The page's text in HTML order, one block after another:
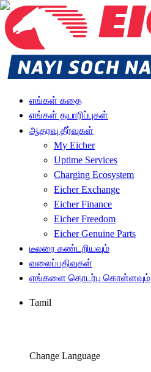
எங்கள் கதை
எங்கள் தயாரிப்புகள்
ஆதரவு தீர்வுகள்
My Eicher
Uptime Services
Charging Ecosystem
Eicher Exchange
Eicher Finance
Eicher Freedom
Eicher Genuine Parts
டீலரை கண்டறியவும்
வலைப்பதிவுகள்
எங்களை தொடர்பு கொள்ளவும்
Tamil
Change Language